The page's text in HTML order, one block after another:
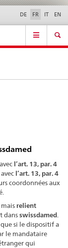
Contact | Support &
DE FR IT EN
l’art. 13, par. 4
l’art. 13, par. 4
coordonnées aux
mais relient
dansswissdamed
si le dispositif a
le mandataire
qui